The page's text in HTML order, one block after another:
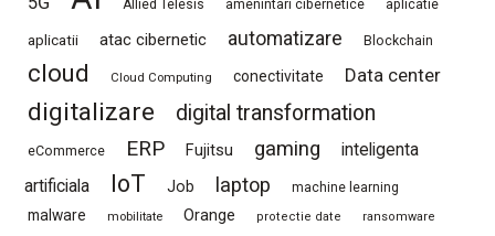
Allied Telesis amenintari cibernetice aplicatie
aplicatii atac cibernetic automatizare Blockchain
cloud Cloud Computing conectivitate Data center
digitalizare digital transformation
eCommerce ERP Fujitsu gaming
inteligenta
artificiala
IoT Job laptop machine learning
malware mobilitate Orange protectie date ransomware